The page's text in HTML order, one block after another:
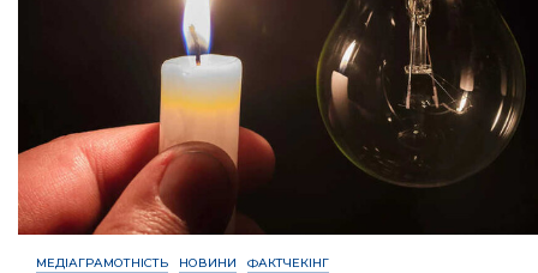
МЕДІАГРАМОТНІСТЬ НОВИНИ ФАКТЧЕКІНГ